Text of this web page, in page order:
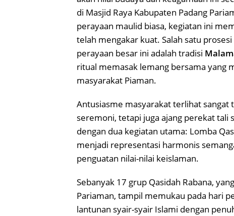
di Masjid Raya Kabupaten Padang
perayaan maulid biasa, kegiatan ini
telah mengakar kuat. Salah satu
perayaan besar ini adalah tradisi
ritual memasak lemang bersama yang
masyarakat Piaman.
Antusiasme masyarakat terlihat sangat
seremoni, tetapi juga ajang perekat tali
dengan dua kegiatan utama: Lomba
menjadi representasi harmonis
penguatan nilai-nilai keislaman.
Sebanyak 17 grup Qasidah Rabana,
Pariaman, tampil memukau pada hari
lantunan syair-syair Islami dengan